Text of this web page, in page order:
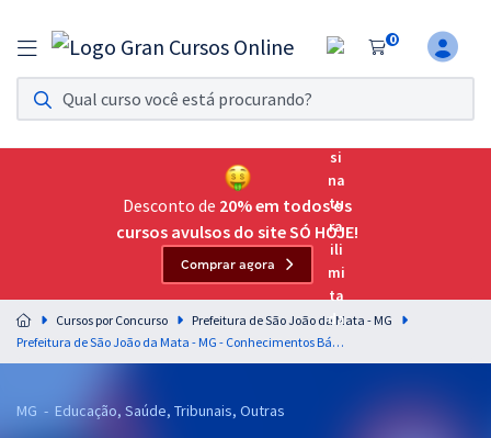
0
Assinatura Ilimitada 11
Acesso a todos os cursos. Teste grátis por 7 dias!
Assinatura OAB Até Passar
Acesso ilimitado a toda preparação para o Exame da
Residências Multiprofissionais
Preparação completa e intensiva para as principais
residências em saúde do Brasil
Desconto de 20% em todos os
cursos avulsos do site SÓ HOJE!
Comprar agora
Cursos por Concurso
Prefeitura de São João da Mata - MG
Prefeitura de São João da Mata - MG - Conhecimentos Básicos para o Cargo de Professor (Pós-Edital)
MG - Educação, Saúde, Tribunais, Outras